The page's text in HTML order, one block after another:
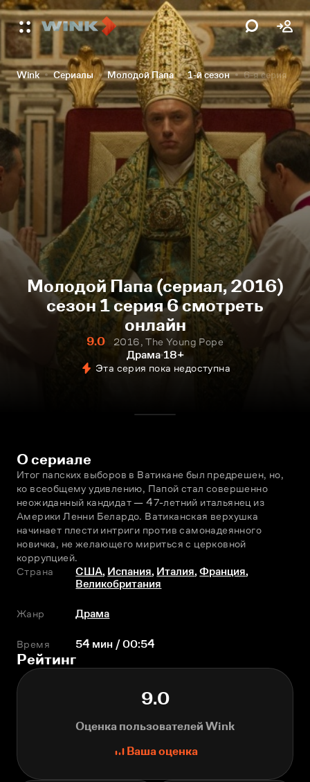
Wink Сериалы Молодой Папа 1-й сезон 6-я серия
Молодой Папа (сериал, 2016)
сезон 1 серия 6 смотреть
онлайн
9.0
2016, The Young Pope
Драма 18+
Эта серия пока недоступна
О сериале
Итог папских выборов в Ватикане был предрешен, но,
ко всеобщему удивлению, Папой стал совершенно
неожиданный кандидат — 47-летний итальянец из
Америки Ленни Белардо. Ватиканская верхушка
начинает плести интриги против самонадеянного
новичка, не желающего мириться с церковной
коррупцией.
Страна
США, Испания, Италия,Франция,
Великобритания
Жанр Драма
Время 54 мин / 00:54
Рейтинг
9.0
Оценка пользователей Wink
Ваша оценка